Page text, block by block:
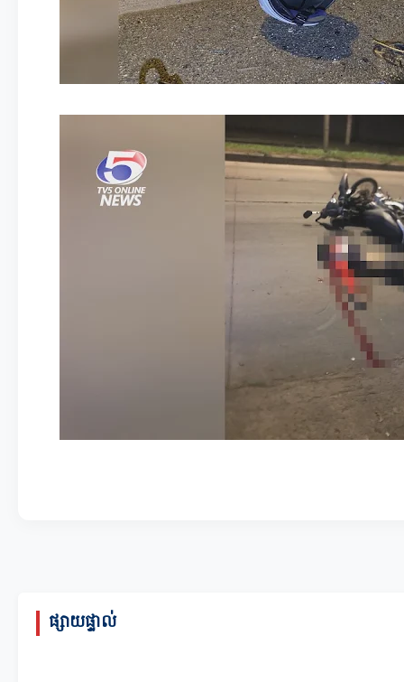
ផ្សាយផ្ទាល់